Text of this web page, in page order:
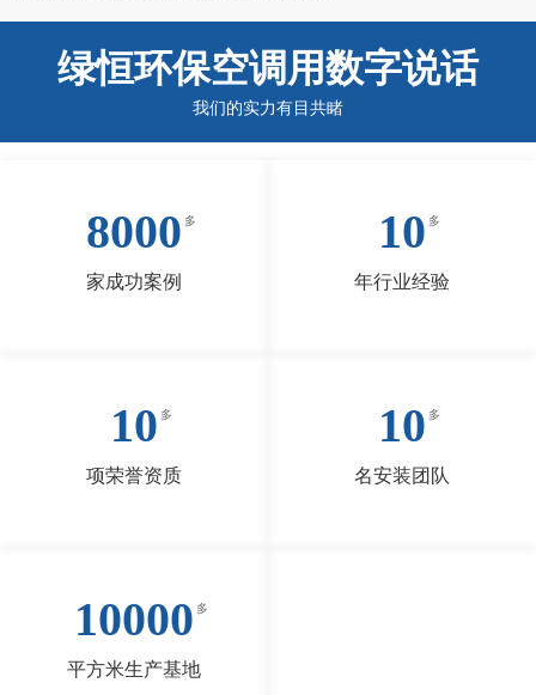
绿恒环保空调用数字说话
我们的实力有目共睹
8000
家成功案例
10
年行业经验
10
项荣誉资质
10
名安装团队
10000
平方米生产基地